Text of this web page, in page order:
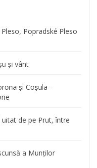
Popradské Pleso
și vânt
și Coșula –
de pe Prut, între
a Munților